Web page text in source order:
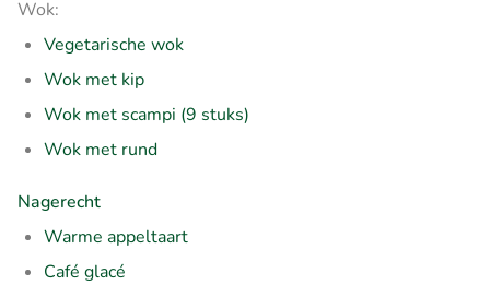
Wok:
Vegetarische wok
Wok met kip
Wok met scampi (9 stuks)
Wok met rund
Nagerecht
Warme appeltaart
Café glacé